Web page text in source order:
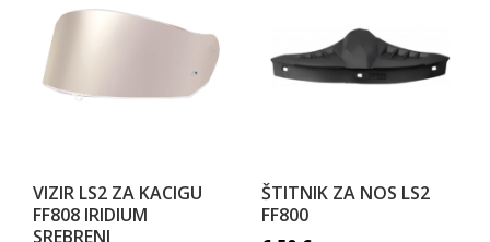
VIZIR LS2 ZA KACIGU
FF808 IRIDIUM
SREBRENI
ŠTITNIK ZA NOS LS2
FF800